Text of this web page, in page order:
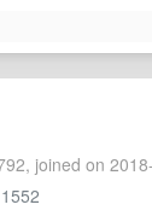
joined on
1552